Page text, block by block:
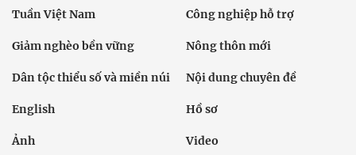
Tuần Việt Nam Công nghiệp hỗ trợ
Giảm nghèo bền vững Nông thôn mới
Dân tộc thiểu số và miền núi Nội dung chuyên đề
English Hồ sơ
Ảnh Video